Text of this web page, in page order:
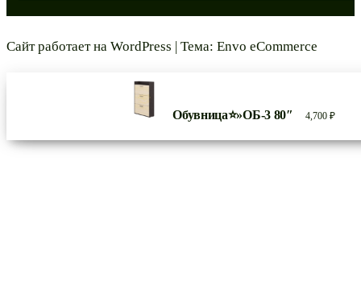
Сайт работает на WordPress | Тема: Envo eCommerce
Обувница⭐»ОБ-3 80″ 4,700 ₽